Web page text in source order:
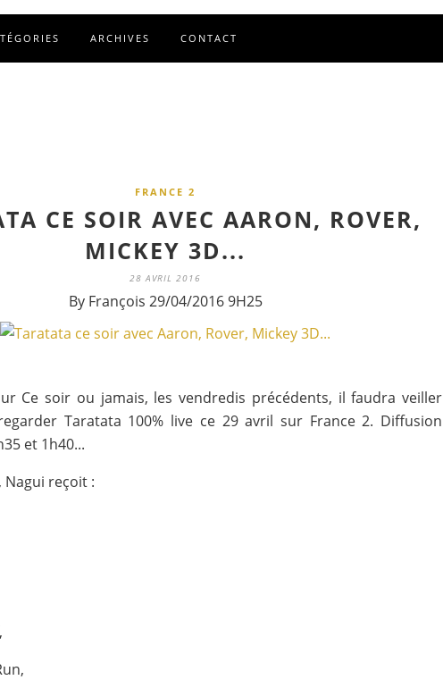
ARCHIVES CONTACT
FRANCE 2
CE SOIR AVEC AARON, ROVER,
MICKEY 3D...
28 AVRIL 2016
By François 29/04/2016 9H25
Ce soir ou jamais, les vendredis précédents, il faudra veiller
Taratata 100% live ce 29 avril sur France 2. Diffusion
et 1h40...
reçoit :